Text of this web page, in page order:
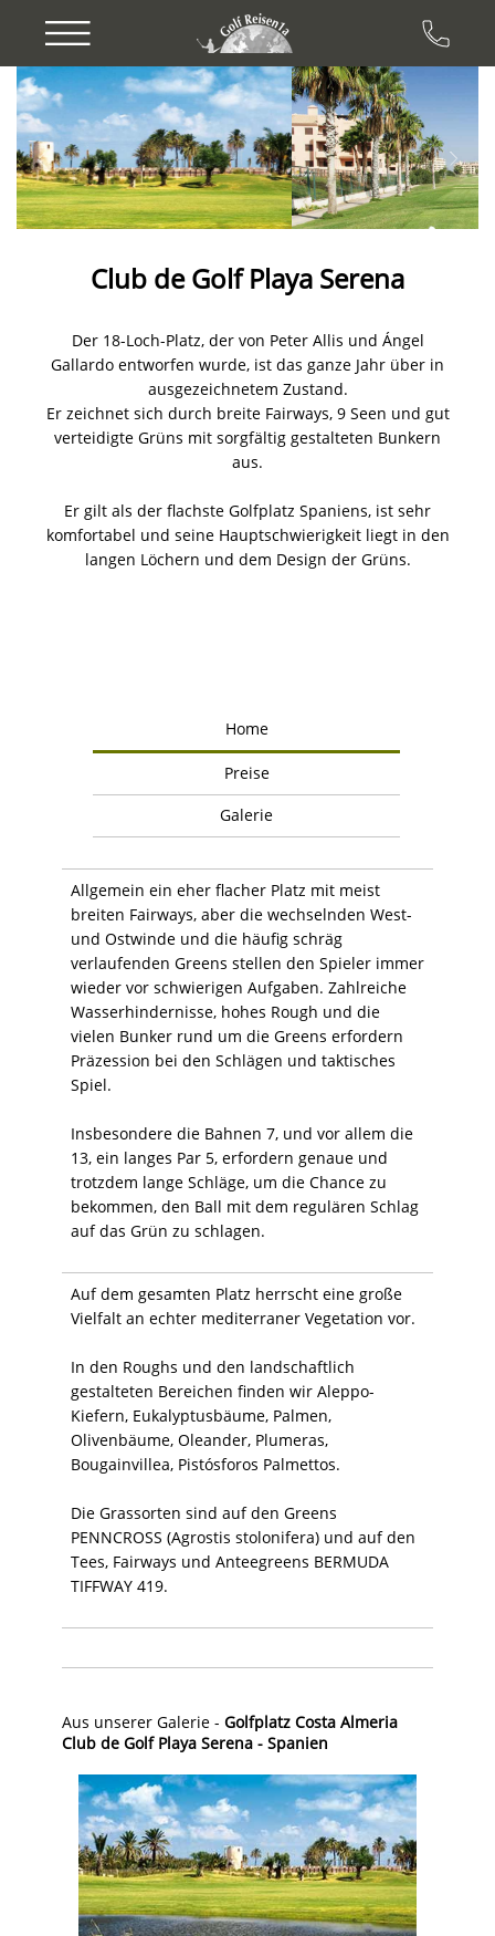
Previous Next
Club de Golf Playa Serena
Der 18-Loch-Platz, der von Peter Allis und Ángel
Gallardo entworfen wurde, ist das ganze Jahr über in
ausgezeichnetem Zustand.
Er zeichnet sich durch breite Fairways, 9 Seen und gut
verteidigte Grüns mit sorgfältig gestalteten Bunkern
aus.
Er gilt als der flachste Golfplatz Spaniens, ist sehr
komfortabel und seine Hauptschwierigkeit liegt in den
langen Löchern und dem Design der Grüns.
Home
Preise
Galerie
Allgemein ein eher flacher Platz mit meist
breiten Fairways, aber die wechselnden West-
und Ostwinde und die häufig schräg
verlaufenden Greens stellen den Spieler immer
wieder vor schwierigen Aufgaben. Zahlreiche
Wasserhindernisse, hohes Rough und die
vielen Bunker rund um die Greens erfordern
Präzession bei den Schlägen und taktisches
Spiel.
Insbesondere die Bahnen 7, und vor allem die
13, ein langes Par 5, erfordern genaue und
trotzdem lange Schläge, um die Chance zu
bekommen, den Ball mit dem regulären Schlag
auf das Grün zu schlagen.
Auf dem gesamten Platz herrscht eine große
Vielfalt an echter mediterraner Vegetation vor.
In den Roughs und den landschaftlich
gestalteten Bereichen finden wir Aleppo-
Kiefern, Eukalyptusbäume, Palmen,
Olivenbäume, Oleander, Plumeras,
Bougainvillea, Pistósforos Palmettos.
Die Grassorten sind auf den Greens
PENNCROSS (Agrostis stolonifera) und auf den
Tees, Fairways und Anteegreens BERMUDA
TIFFWAY 419.
Aus unserer Galerie - Golfplatz Costa Almeria
Club de Golf Playa Serena - Spanien